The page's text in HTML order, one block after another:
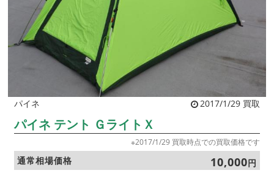
パイネ 2017/1/29 買取
パイネ テント ＧライトＸ
※2017/1/29 買取時点での買取価格です
通常相場価格 10,000円